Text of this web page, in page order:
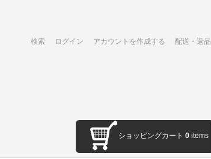
検索 ログイン アカウントを作成する 配送・返品
ショッピングカート 0 items